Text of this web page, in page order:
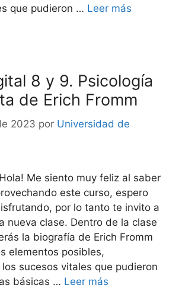
que pudieron … Leer más
8 y 9. Psicología
de Erich Fromm
2023 por Universidad de
Me siento muy feliz al saber
este curso, espero
por lo tanto te invito a
nueva clase. Dentro de la clase
la biografía de Erich Fromm
elementos posibles,
sucesos vitales que pudieron
básicas … Leer más